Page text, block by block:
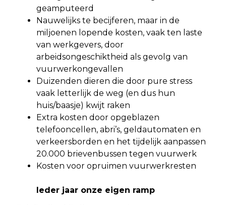
geamputeerd
Nauwelijks te becijferen, maar in de
miljoenen lopende kosten, vaak ten laste
van werkgevers, door
arbeidsongeschiktheid als gevolg van
vuurwerkongevallen
Duizenden dieren die door pure stress
vaak letterlijk de weg (en dus hun
huis/baasje) kwijt raken
Extra kosten door opgeblazen
telefooncellen, abri’s, geldautomaten en
verkeersborden en het tijdelijk aanpassen
20.000 brievenbussen tegen vuurwerk
Kosten voor opruimen vuurwerkresten
Ieder jaar onze eigen ramp